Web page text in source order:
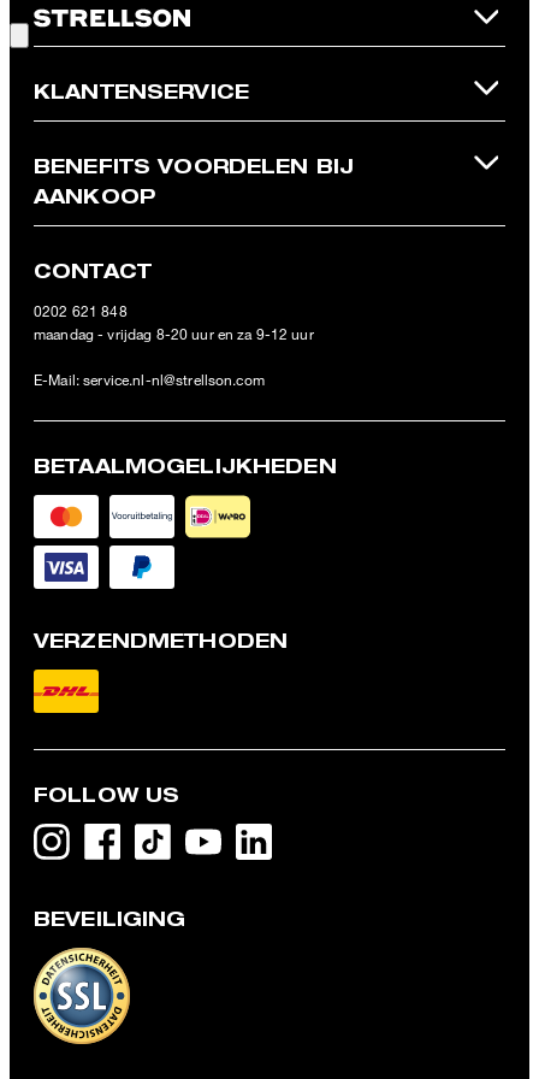
Kostuumbroek Kynd, marineblauw gemêleerd
€ 129,00
incl. btw
aankoop kan slechts één kortingsbon worden ingewisseld. Deze
kortingsbon kan niet worden omgezet in contant geld. Bij
terugbetaald en vervalt deze. Onze Algemene Voorwaarden voor
KLANTENSERVICE
BENEFITS VOORDELEN BIJ
AANKOOP
CONTACT
0202 621 848
maandag - vrijdag 8-20 uur en za 9-12 uur
E-Mail:service.nl-nl@strellson.com
BETAALMOGELIJKHEDEN
VERZENDMETHODEN
FOLLOW US
BEVEILIGING